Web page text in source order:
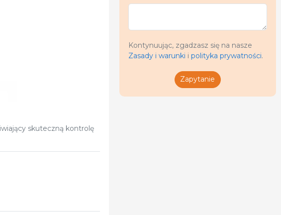
skuteczną kontrolę
Kontynuując, zgadzasz się na nasze
Zasady i warunki i polityka prywatności.
Zapytanie